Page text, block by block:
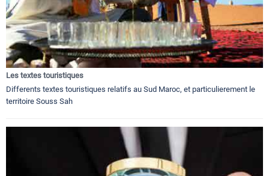
Les textes touristiques
Differents textes touristiques relatifs au Sud Maroc, et particulierement le
territoire Souss Sah